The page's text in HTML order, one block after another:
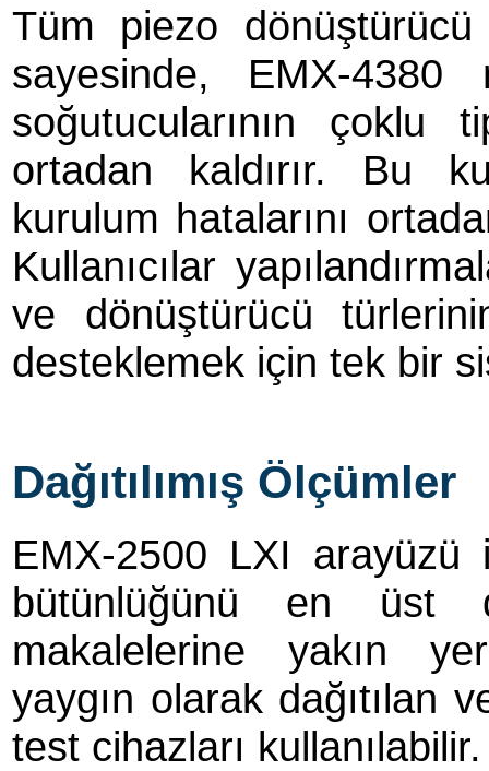
Tüm piezo
sayesinde, EMX-
soğutucularının çoklu
ortadan kaldırır. Bu
kurulum hatalarını
Kullanıcılar
ve dönüştürücü
desteklemek için tek bir
Dağıtılımış Ölçümler
EMX-2500 LXI arayüzü
bütünlüğünü en üst
makalelerine yakın
yaygın olarak dağıtılan
test cihazları kullanılabilir.